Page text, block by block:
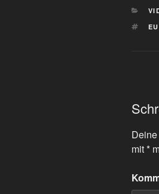
mit*